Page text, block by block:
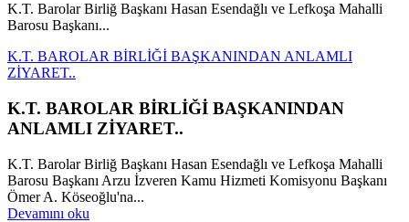
K.T. Barolar Birliğ Başkanı Hasan Esendağlı ve Lefkoşa Mahalli
Barosu Başkanı...
K.T. BAROLAR BİRLİĞİ BAŞKANINDAN ANLAMLI
ZİYARET..
K.T. BAROLAR BİRLİĞİ BAŞKANINDAN
ANLAMLI ZİYARET..
K.T. Barolar Birliğ Başkanı Hasan Esendağlı ve Lefkoşa Mahalli
Barosu Başkanı Arzu İzveren Kamu Hizmeti Komisyonu Başkanı
Ömer A. Köseoğlu'na...
Devamını oku